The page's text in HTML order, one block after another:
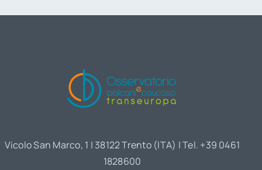
Vicolo San Marco, 1 | 38122 Trento (ITA) | Tel. +39 0461
1828600